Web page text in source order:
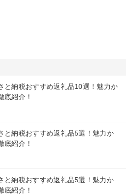
と納税おすすめ返礼品10選！魅力か
底紹介！
と納税おすすめ返礼品5選！魅力か
底紹介！
と納税おすすめ返礼品5選！魅力か
底紹介！